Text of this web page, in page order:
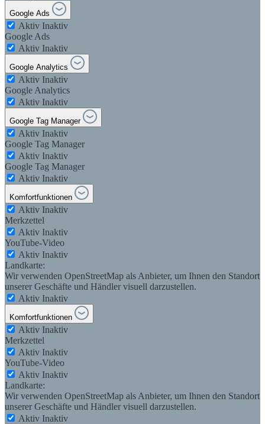
Google Ads
Aktiv Inaktiv
Google Ads
Aktiv Inaktiv
Google Analytics
Aktiv Inaktiv
Google Analytics
Aktiv Inaktiv
Google Tag Manager
Aktiv Inaktiv
Google Tag Manager
Aktiv Inaktiv
Google Tag Manager
Aktiv Inaktiv
Komfortfunktionen
Aktiv Inaktiv
Merkzettel
Aktiv Inaktiv
YouTube-Video
Aktiv Inaktiv
Landkarte:
Wir verwenden OpenStreetMap als Anbieter, um Ihnen den Standort
unserer Geschäfte und Händler visuell darzustellen.
Aktiv Inaktiv
Komfortfunktionen
Aktiv Inaktiv
Merkzettel
Aktiv Inaktiv
YouTube-Video
Aktiv Inaktiv
Landkarte:
Wir verwenden OpenStreetMap als Anbieter, um Ihnen den Standort
unserer Geschäfte und Händler visuell darzustellen.
Aktiv Inaktiv